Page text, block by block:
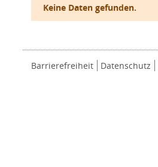
Keine Daten gefunden.
Barrierefreiheit Datenschutz